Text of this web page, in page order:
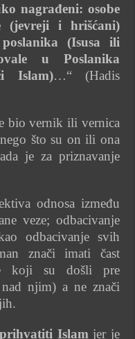
nagrađeni: osobe
(jevreji i hrišćani)
(Isusa ili
u Poslanika
Islam)…“ (Hadis
bio vernik ili vernica
što su on ili ona
je za priznavanje
odnosa između
veze; odbacivanje
odbacivanje svih
znači imati čast
koji su došli pre
njim) a ne znači
Islam jer je